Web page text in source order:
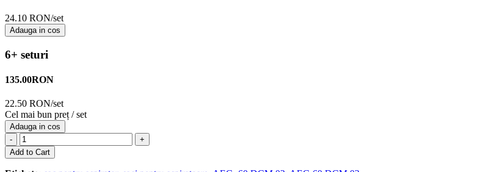
24.10 RON/set
Adauga in cos
6+ seturi
135.00RON
22.50 RON/set
Cel mai bun preț / set
Adauga in cos
-
+
Add to Cart